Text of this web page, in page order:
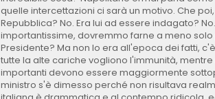
quelle intercettazioni ci sarà un motivo. Che
Repubblica? No. Era lui ad essere indagato?
importantissime, dovremmo farne a meno
Presidente? Ma non lo era all'epoca dei fatti,
tutte la alte cariche vogliono l'immunità,
importanti devono essere maggiormente
ministro s'è dimesso perché non risultava